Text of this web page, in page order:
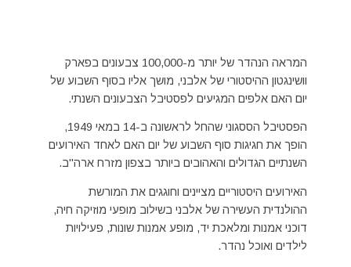
המראה הנהדר של יותר מ-100,000 צבעונים בפארק
וושינגטון ההיסטורי של אלבני, מושך אליו בסוף השבוע של
יום האם אלפים המגיעים לפסטיבל הצבעונים השנתי.
הפסטיבל הססגוני שהחל לראשונה ב-14 במאי 1949,
הופך את חגיגות סוף השבוע של יום האם לאחד האירועים
השנתיים הגדולים והאהובים ביותר בצפון מזרח ארה"ב.
האירועים היסטוריים מציינים וחוגגים את המורשת
ההולנדית העשירה של אלבני בשילוב מופעי מוזיקה חיה,
דוכני אמנות ומלאכת יד, מופע אמנות שונות, פעילויות
לילדים ואוכל נהדר.